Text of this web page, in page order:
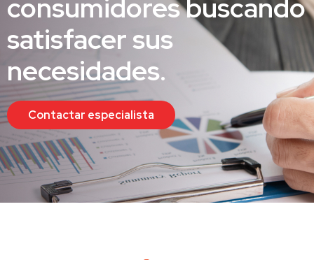
consumidores buscando
satisfacer sus
necesidades.
Contactar especialista